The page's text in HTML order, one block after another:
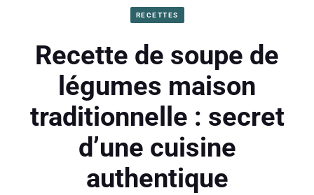
RECETTES
Recette de soupe de
légumes maison
traditionnelle : secret
d’une cuisine
authentique